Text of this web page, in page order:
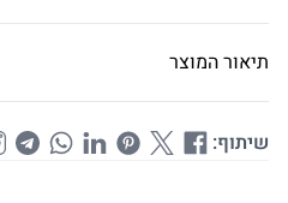
תיאור המוצר
שיתוף: